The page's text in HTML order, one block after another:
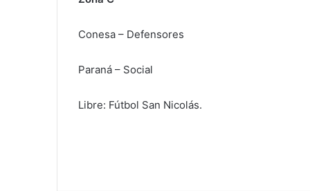
Conesa – Defensores
Paraná – Social
Libre: Fútbol San Nicolás.